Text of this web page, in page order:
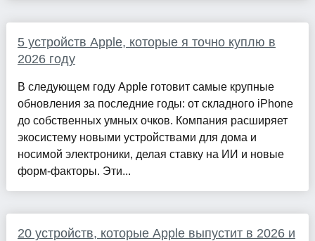
5 устройств Apple, которые я точно куплю в
2026 году
В следующем году Apple готовит самые крупные
обновления за последние годы: от складного iPhone
до собственных умных очков. Компания расширяет
экосистему новыми устройствами для дома и
носимой электроники, делая ставку на ИИ и новые
форм-факторы. Эти...
20 устройств, которые Apple выпустит в 2026 и